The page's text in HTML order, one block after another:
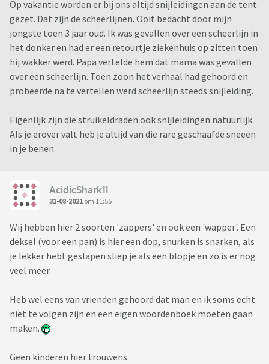
Op vakantie worden er bij ons altijd snijleidingen aan de tent
gezet. Dat zijn de scheerlijnen. Ooit bedacht door mijn
jongste toen 3 jaar oud. Ik was gevallen over een scheerlijn in
het donker en had er een retourtje ziekenhuis op zitten toen
hij wakker werd. Papa vertelde hem dat mama was gevallen
over een scheerlijn. Toen zoon het verhaal had gehoord en
probeerde na te vertellen werd scheerlijn steeds snijleiding.
Eigenlijk zijn die struikeldraden ook snijleidingen natuurlijk.
Als je erover valt heb je altijd van die rare geschaafde sneeën
in je benen.
AcidicShark11
31-08-2021 om 11:55
Wij hebben hier 2 soorten 'zappers' en ook een 'wapper'. Een
deksel (voor een pan) is hier een dop, snurken is snarken, als
je lekker hebt geslapen sliep je als een blopje en zo is er nog
veel meer.
Heb wel eens van vrienden gehoord dat man en ik soms echt
niet te volgen zijn en een eigen woordenboek moeten gaan
maken.
Geen kinderen hier trouwens.